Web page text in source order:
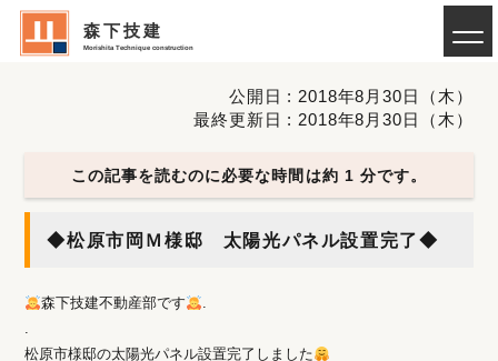
森下技建
Morishita Technique construction
公開日 : 2018年8月30日（木）
最終更新日 : 2018年8月30日（木）
この記事を読むのに必要な時間は約 1 分です。
◆松原市岡Ｍ様邸 太陽光パネル設置完了◆
森下技建不動産部です
.
.
松原市様邸の太陽光パネル設置完了しました